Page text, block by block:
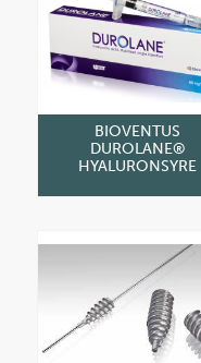
BIOVENTUS
DUROLANE®
HYALURONSYRE